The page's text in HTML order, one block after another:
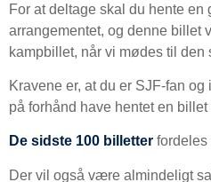
For at deltage skal du hente en
arrangementet, og denne billet
kampbillet, når vi mødes til den
Kravene er, at du er SJF-fan og
på forhånd have hentet en
De sidste 100 billetter fordeles
Der vil også være almindeligt